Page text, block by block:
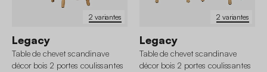
2 variantes
Legacy
Table de chevet scandinave
décor bois 2 portes coulissantes
2 variantes
Legacy
Table de chevet scandinave
décor bois 2 portes coulissantes